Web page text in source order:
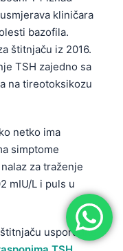
kliničara
bazofila.
štitnjaču iz 2016.
TSH zajedno sa
na tireotoksikozu
netko ima
simptome
za traženje
mIU/L i puls u
usporedite